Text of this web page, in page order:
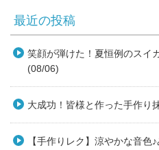
最近の投稿
笑顔が弾けた！夏恒例のスイ
(08/06)
大成功！皆様と作った手作り
【手作りレク】涼やかな音色